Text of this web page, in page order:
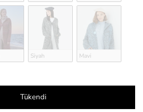
Siyah Mavi
Tükendi